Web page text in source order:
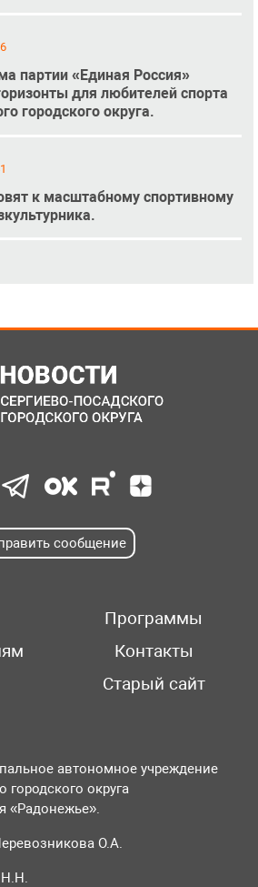
партии «Единая Россия»
для любителей спорта
городского округа.
к масштабному спортивному
сообщение
Программы
Контакты
Старый сайт
автономное учреждение
городского округа
«Радонежье».
О.А.
Н.Н.